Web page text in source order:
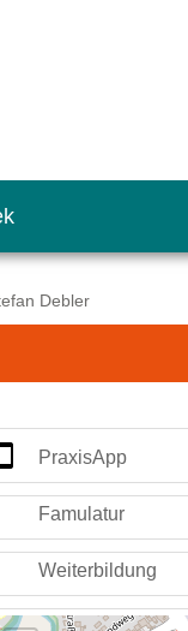
Debler
PraxisApp
Famulatur
Weiterbildung